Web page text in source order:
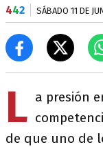
442 SÁBADO 11 DE
L a presión
de que uno de